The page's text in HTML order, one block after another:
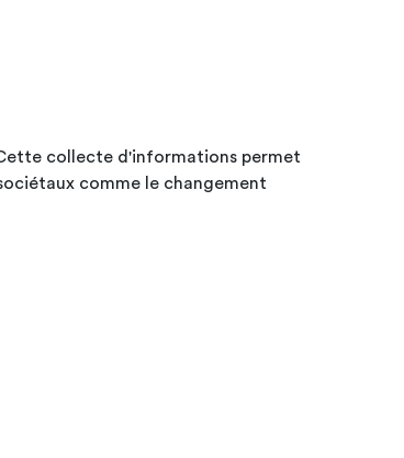
collecte d'informations permet
comme le changement